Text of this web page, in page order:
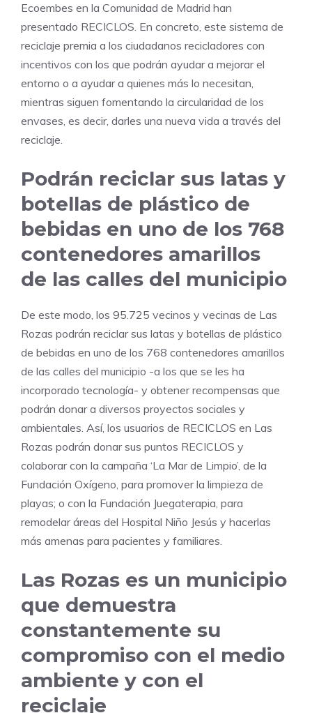
Ecoembes en la Comunidad de Madrid han
presentado RECICLOS. En concreto, este sistema de
reciclaje premia a los ciudadanos recicladores con
incentivos con los que podrán ayudar a mejorar el
entorno o a ayudar a quienes más lo necesitan,
mientras siguen fomentando la circularidad de los
envases, es decir, darles una nueva vida a través del
reciclaje.
Podrán reciclar sus latas y
botellas de plástico de
bebidas en uno de los 768
contenedores amarillos
de las calles del municipio
De este modo, los 95.725 vecinos y vecinas de Las
Rozas podrán reciclar sus latas y botellas de plástico
de bebidas en uno de los 768 contenedores amarillos
de las calles del municipio -a los que se les ha
incorporado tecnología- y obtener recompensas que
podrán donar a diversos proyectos sociales y
ambientales. Así, los usuarios de RECICLOS en Las
Rozas podrán donar sus puntos RECICLOS y
colaborar con la campaña ‘La Mar de Limpio’, de la
Fundación Oxígeno, para promover la limpieza de
playas; o con la Fundación Juegaterapia, para
remodelar áreas del Hospital Niño Jesús y hacerlas
más amenas para pacientes y familiares.
Las Rozas es un municipio
que demuestra
constantemente su
compromiso con el medio
ambiente y con el
reciclaje